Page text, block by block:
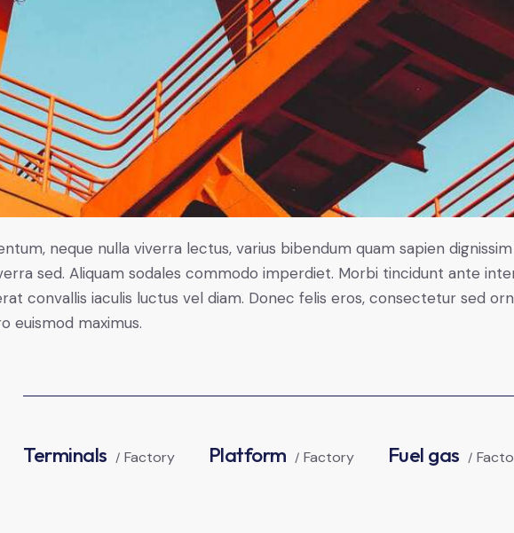
neque nulla viverra lectus, varius bibendum quam sapien
sed. Aliquam sodales commodo imperdiet. Morbi tincidunt ante
convallis iaculis luctus vel diam. Donec felis eros, consectetur sed
euismod maximus.
Factory
Terminals Factory
Platform Fuel gas